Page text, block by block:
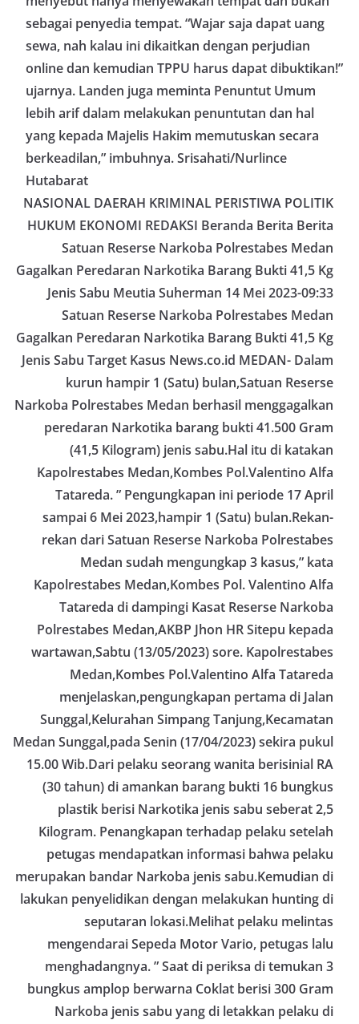
sebagai penyedia tempat. “Wajar saja dapat uang
sewa, nah kalau ini dikaitkan dengan perjudian
online dan kemudian TPPU harus dapat dibuktikan!”
ujarnya. Landen juga meminta Penuntut Umum
lebih arif dalam melakukan penuntutan dan hal
yang kepada Majelis Hakim memutuskan secara
berkeadilan,” imbuhnya. Srisahati/Nurlince
Hutabarat
NASIONAL DAERAH KRIMINAL PERISTIWA POLITIK
HUKUM EKONOMI REDAKSI Beranda Berita Berita
Satuan Reserse Narkoba Polrestabes Medan
Gagalkan Peredaran Narkotika Barang Bukti 41,5 Kg
Jenis Sabu Meutia Suherman 14 Mei 2023-09:33
Satuan Reserse Narkoba Polrestabes Medan
Gagalkan Peredaran Narkotika Barang Bukti 41,5 Kg
Jenis Sabu Target Kasus News.co.id MEDAN- Dalam
kurun hampir 1 (Satu) bulan,Satuan Reserse
Narkoba Polrestabes Medan berhasil menggagalkan
peredaran Narkotika barang bukti 41.500 Gram
(41,5 Kilogram) jenis sabu.Hal itu di katakan
Kapolrestabes Medan,Kombes Pol.Valentino Alfa
Tatareda. ” Pengungkapan ini periode 17 April
sampai 6 Mei 2023,hampir 1 (Satu) bulan.Rekan-
rekan dari Satuan Reserse Narkoba Polrestabes
Medan sudah mengungkap 3 kasus,” kata
Kapolrestabes Medan,Kombes Pol. Valentino Alfa
Tatareda di dampingi Kasat Reserse Narkoba
Polrestabes Medan,AKBP Jhon HR Sitepu kepada
wartawan,Sabtu (13/05/2023) sore. Kapolrestabes
Medan,Kombes Pol.Valentino Alfa Tatareda
menjelaskan,pengungkapan pertama di Jalan
Sunggal,Kelurahan Simpang Tanjung,Kecamatan
Medan Sunggal,pada Senin (17/04/2023) sekira pukul
15.00 Wib.Dari pelaku seorang wanita berisinial RA
(30 tahun) di amankan barang bukti 16 bungkus
plastik berisi Narkotika jenis sabu seberat 2,5
Kilogram. Penangkapan terhadap pelaku setelah
petugas mendapatkan informasi bahwa pelaku
merupakan bandar Narkoba jenis sabu.Kemudian di
lakukan penyelidikan dengan melakukan hunting di
seputaran lokasi.Melihat pelaku melintas
mengendarai Sepeda Motor Vario, petugas lalu
menghadangnya. ” Saat di periksa di temukan 3
bungkus amplop berwarna Coklat berisi 300 Gram
Narkoba jenis sabu yang di letakkan pelaku di